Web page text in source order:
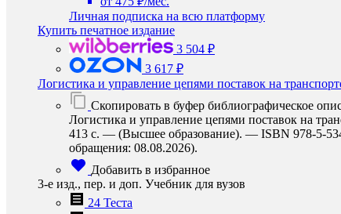
Личная подписка на всю платформу
Купить печатное издание
3 504 ₽
3 617 ₽
Логистика и управление цепями поставок на
Скопировать в буфер библиографическое
Логистика и управление цепями поставок на
413 с. — (Высшее образование). — ISBN 978-5-
обращения: 08.08.2026).
Добавить в избранное
3-е изд., пер. и доп. Учебник для вузов
24 Теста